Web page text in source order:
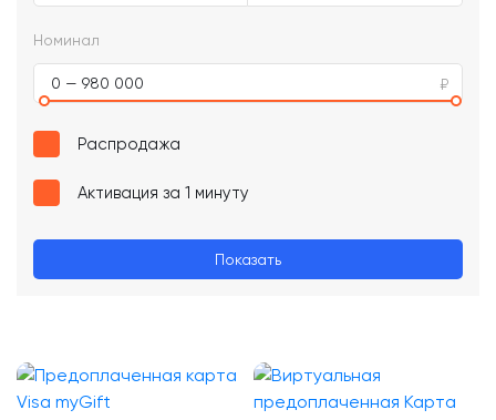
Номинал
0 — 980 000
Распродажа
Активация за 1 минуту
Показать